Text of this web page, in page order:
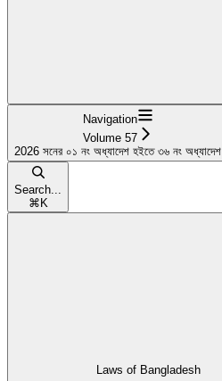
Navigation
Volume 57
2026 সনের ০১ নং অধ্যাদেশ হইতে ৩৬ নং অধ্যাদেশ
Search...
⌘ K
Laws of Bangladesh